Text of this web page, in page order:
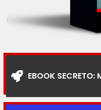
EBOOK SECRETO: